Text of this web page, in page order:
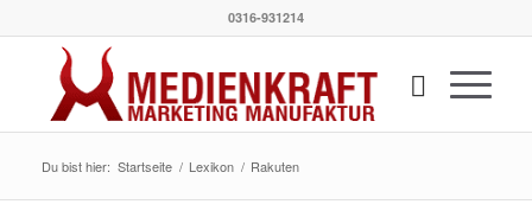
0316-931214
Du bist hier: Startseite / Lexikon / Rakuten